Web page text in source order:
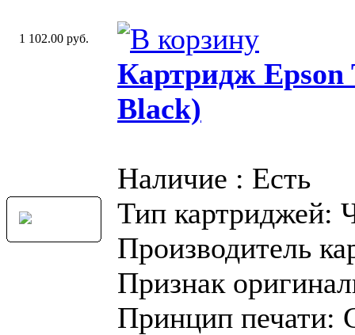
1 102.00 руб.
Картридж
Black)
Наличие : Есть
Тип картриджей:
Производитель
Признак
Принцип печати: